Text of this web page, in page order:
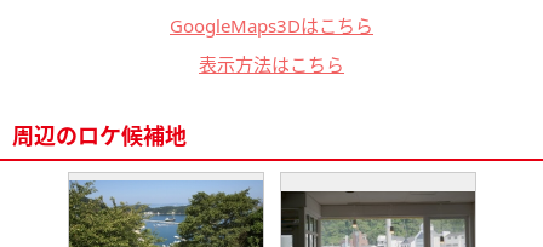
GoogleMaps3Dはこちら
表示方法はこちら
周辺のロケ候補地